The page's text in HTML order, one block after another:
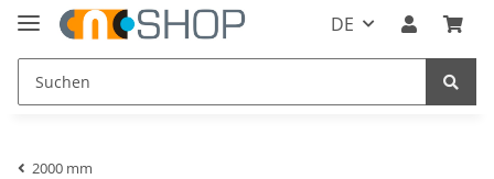
DE
2000 mm